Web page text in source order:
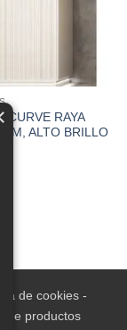
CURVE RAYA
ALTO BRILLO
de cookies-
de productos